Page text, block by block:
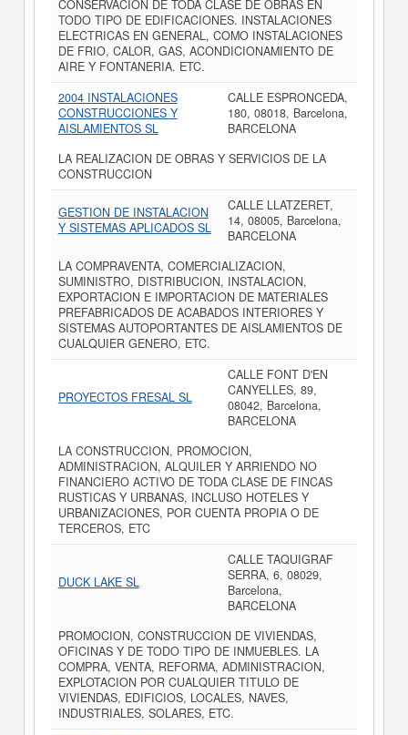
CONSERVACION DE TODA CLASE DE OBRAS EN
TODO TIPO DE EDIFICACIONES. INSTALACIONES
ELECTRICAS EN GENERAL, COMO INSTALACIONES
DE FRIO, CALOR, GAS, ACONDICIONAMIENTO DE
AIRE Y FONTANERIA. ETC.
2004 INSTALACIONES
CONSTRUCCIONES Y
AISLAMIENTOS SL
CALLE ESPRONCEDA,
180, 08018, Barcelona,
BARCELONA
LA REALIZACION DE OBRAS Y SERVICIOS DE LA
CONSTRUCCION
GESTION DE INSTALACION
Y SISTEMAS APLICADOS SL
CALLE LLATZERET,
14, 08005, Barcelona,
BARCELONA
LA COMPRAVENTA, COMERCIALIZACION,
SUMINISTRO, DISTRIBUCION, INSTALACION,
EXPORTACION E IMPORTACION DE MATERIALES
PREFABRICADOS DE ACABADOS INTERIORES Y
SISTEMAS AUTOPORTANTES DE AISLAMIENTOS DE
CUALQUIER GENERO, ETC.
PROYECTOS FRESAL SL
CALLE FONT D'EN
CANYELLES, 89,
08042, Barcelona,
BARCELONA
LA CONSTRUCCION, PROMOCION,
ADMINISTRACION, ALQUILER Y ARRIENDO NO
FINANCIERO ACTIVO DE TODA CLASE DE FINCAS
RUSTICAS Y URBANAS, INCLUSO HOTELES Y
URBANIZACIONES, POR CUENTA PROPIA O DE
TERCEROS, ETC
DUCK LAKE SL
CALLE TAQUIGRAF
SERRA, 6, 08029,
Barcelona,
BARCELONA
PROMOCION, CONSTRUCCION DE VIVIENDAS,
OFICINAS Y DE TODO TIPO DE INMUEBLES. LA
COMPRA, VENTA, REFORMA, ADMINISTRACION,
EXPLOTACION POR CUALQUIER TITULO DE
VIVIENDAS, EDIFICIOS, LOCALES, NAVES,
INDUSTRIALES, SOLARES, ETC.